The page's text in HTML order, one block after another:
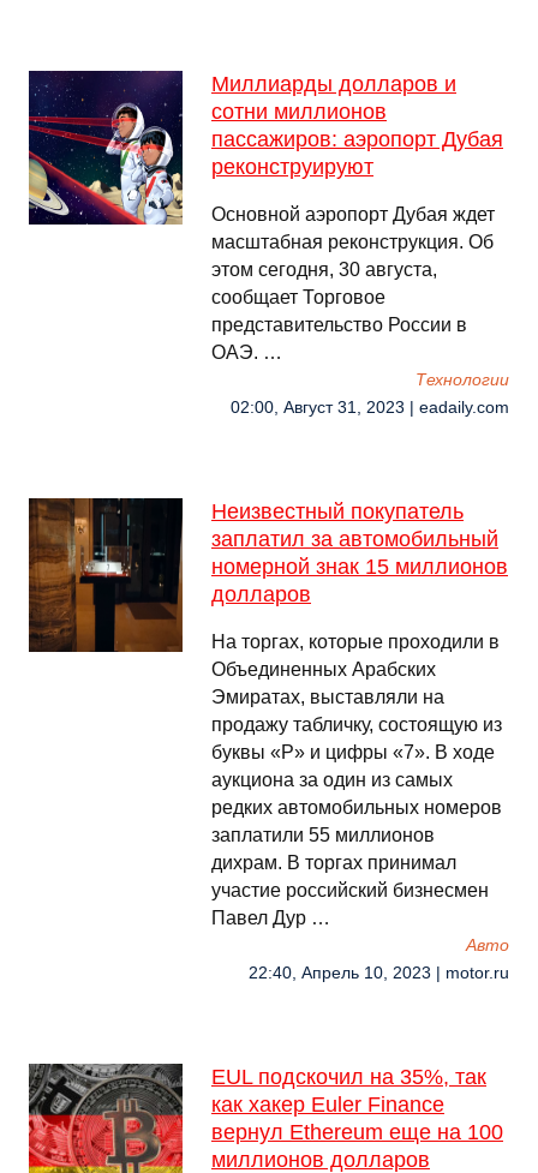
Миллиарды долларов и
сотни миллионов
пассажиров: аэропорт Дубая
реконструируют
Основной аэропорт Дубая ждет
масштабная реконструкция. Об
этом сегодня, 30 августа,
сообщает Торговое
представительство России в
ОАЭ. …
Технологии
02:00, Август 31, 2023 | eadaily.com
Неизвестный покупатель
заплатил за автомобильный
номерной знак 15 миллионов
долларов
На торгах, которые проходили в
Объединенных Арабских
Эмиратах, выставляли на
продажу табличку, состоящую из
буквы «P» и цифры «7». В ходе
аукциона за один из самых
редких автомобильных номеров
заплатили 55 миллионов
дихрам. В торгах принимал
участие российский бизнесмен
Павел Дур …
Авто
22:40, Апрель 10, 2023 | motor.ru
EUL подскочил на 35%, так
как хакер Euler Finance
вернул Ethereum еще на 100
миллионов долларов